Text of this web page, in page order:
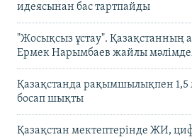
идеясынан бас тартпайды
"Жосықсыз ұстау". Қазақстанның
Ермек Нарымбаев жайлы
Қазақстанда рақымшылықпен
босап шықты
Қазақстан мектептерінде ЖИ,